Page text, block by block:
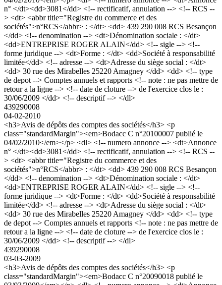
n° </dt><dd>3081</dd> <!-- rectificatif, annulation --> <!-- RCS --
> <dt> <abbr title="Registre du commerce et des
sociétés">n°RCS</abbr> : </dt> <dd> 439 290 008 RCS Besançon
</dd> <!-- denomination --> <dt>Dénomination sociale : </dt>
<dd>ENTREPRISE ROGER ALAIN</dd> <!-- sigle --> <!--
forme juridique --> <dt>Forme : </dt> <dd>Société à responsabilité
limitée</dd> <!-- adresse --> <dt>Adresse du siège social : </dt>
<dd> 30 rue des Mirabelles 25220 Amagney </dd> <dd> <!-- type
de depot --> Comptes annuels et rapports <!-- note : ne pas mettre de
retour a la ligne --> <!-- date de cloture --> de l'exercice clos le :
30/06/2009 </dd> <!-- descriptif --> </dl>
439290008
04-02-2010
<h3>Avis de dépôts des comptes des sociétés</h3> <p
class="standardMargin"><em>Bodacc C n°20100007 publié le
04/02/2010</em></p> <dl> <!-- numero annonce --> <dt>Annonce
n° </dt><dd>3081</dd> <!-- rectificatif, annulation --> <!-- RCS --
> <dt> <abbr title="Registre du commerce et des
sociétés">n°RCS</abbr> : </dt> <dd> 439 290 008 RCS Besançon
</dd> <!-- denomination --> <dt>Dénomination sociale : </dt>
<dd>ENTREPRISE ROGER ALAIN</dd> <!-- sigle --> <!--
forme juridique --> <dt>Forme : </dt> <dd>Société à responsabilité
limitée</dd> <!-- adresse --> <dt>Adresse du siège social : </dt>
<dd> 30 rue des Mirabelles 25220 Amagney </dd> <dd> <!-- type
de depot --> Comptes annuels et rapports <!-- note : ne pas mettre de
retour a la ligne --> <!-- date de cloture --> de l'exercice clos le :
30/06/2009 </dd> <!-- descriptif --> </dl>
439290008
03-03-2009
<h3>Avis de dépôts des comptes des sociétés</h3> <p
class="standardMargin"><em>Bodacc C n°20090018 publié le